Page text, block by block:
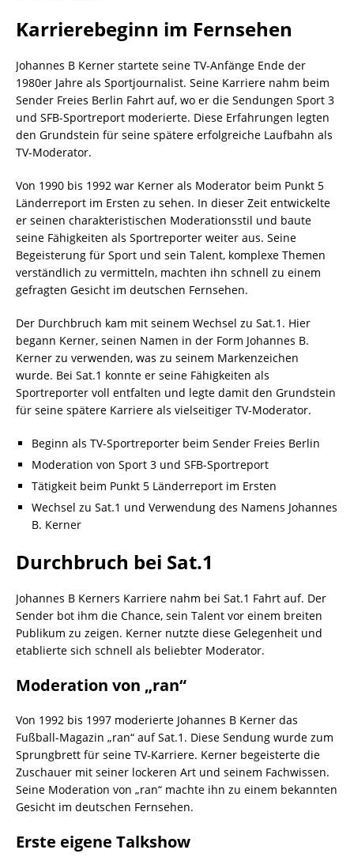
Karrierebeginn im Fernsehen
Johannes B Kerner startete seine TV-Anfänge Ende der
1980er Jahre als Sportjournalist. Seine Karriere nahm beim
Sender Freies Berlin Fahrt auf, wo er die Sendungen Sport 3
und SFB-Sportreport moderierte. Diese Erfahrungen legten
den Grundstein für seine spätere erfolgreiche Laufbahn als
TV-Moderator.
Von 1990 bis 1992 war Kerner als Moderator beim Punkt 5
Länderreport im Ersten zu sehen. In dieser Zeit entwickelte
er seinen charakteristischen Moderationsstil und baute
seine Fähigkeiten als Sportreporter weiter aus. Seine
Begeisterung für Sport und sein Talent, komplexe Themen
verständlich zu vermitteln, machten ihn schnell zu einem
gefragten Gesicht im deutschen Fernsehen.
Der Durchbruch kam mit seinem Wechsel zu Sat.1. Hier
begann Kerner, seinen Namen in der Form Johannes B.
Kerner zu verwenden, was zu seinem Markenzeichen
wurde. Bei Sat.1 konnte er seine Fähigkeiten als
Sportreporter voll entfalten und legte damit den Grundstein
für seine spätere Karriere als vielseitiger TV-Moderator.
Beginn als TV-Sportreporter beim Sender Freies Berlin
Moderation von Sport 3 und SFB-Sportreport
Tätigkeit beim Punkt 5 Länderreport im Ersten
Wechsel zu Sat.1 und Verwendung des Namens Johannes
B. Kerner
Durchbruch bei Sat.1
Johannes B Kerners Karriere nahm bei Sat.1 Fahrt auf. Der
Sender bot ihm die Chance, sein Talent vor einem breiten
Publikum zu zeigen. Kerner nutzte diese Gelegenheit und
etablierte sich schnell als beliebter Moderator.
Moderation von „ran“
Von 1992 bis 1997 moderierte Johannes B Kerner das
Fußball-Magazin „ran“ auf Sat.1. Diese Sendung wurde zum
Sprungbrett für seine TV-Karriere. Kerner begeisterte die
Zuschauer mit seiner lockeren Art und seinem Fachwissen.
Seine Moderation von „ran“ machte ihn zu einem bekannten
Gesicht im deutschen Fernsehen.
Erste eigene Talkshow